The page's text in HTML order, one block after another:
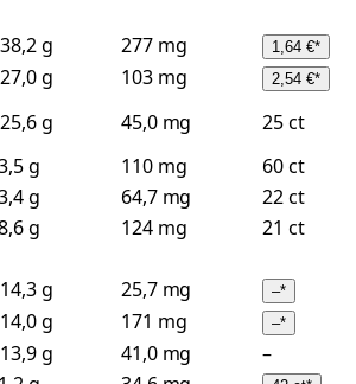
38,2 g 277 mg 1,64 €*
27,0 g 103 mg 2,54 €*
25,6 g 45,0 mg
25 ct
g 110 mg
60 ct
g 64,7 mg
22 ct
g 124 mg
21 ct
14,3 g 25,7 mg –*
14,0 g 171 mg –*
13,9 g 41,0 mg
–